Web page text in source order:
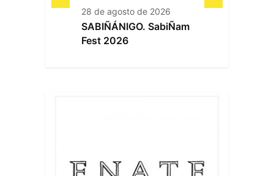
28 de agosto de 2026
SABIÑÁNIGO. SabiÑam
Fest 2026